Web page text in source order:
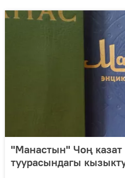
"Манастын" Чоң казат
туурасындагы